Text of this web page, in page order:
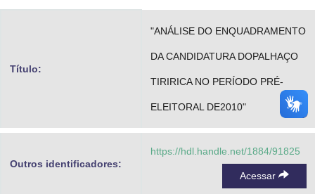
Título:
"ANÁLISE DO ENQUADRAMENTO
DA CANDIDATURA DOPALHAÇO
TIRIRICA NO PERÍODO PRÉ-
ELEITORAL DE2010"
Outros identificadores:
https://hdl.handle.net/1884/91825
Acessar